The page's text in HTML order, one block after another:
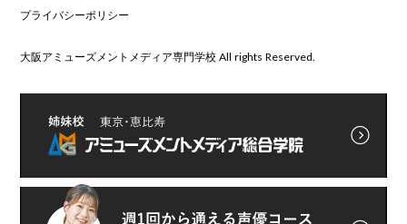
プライバシーポリシー
大阪アミューズメントメディア専門学校 All rights Reserved.